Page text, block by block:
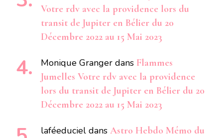
Votre rdv avec la providence lors du
transit de Jupiter en Bélier du 20
Décembre 2022 au 15 Mai 2023
Monique Granger dans Flammes
Jumelles Votre rdv avec la providence
lors du transit de Jupiter en Bélier du 20
Décembre 2022 au 15 Mai 2023
laféeduciel dans Astro Hebdo Mémo du